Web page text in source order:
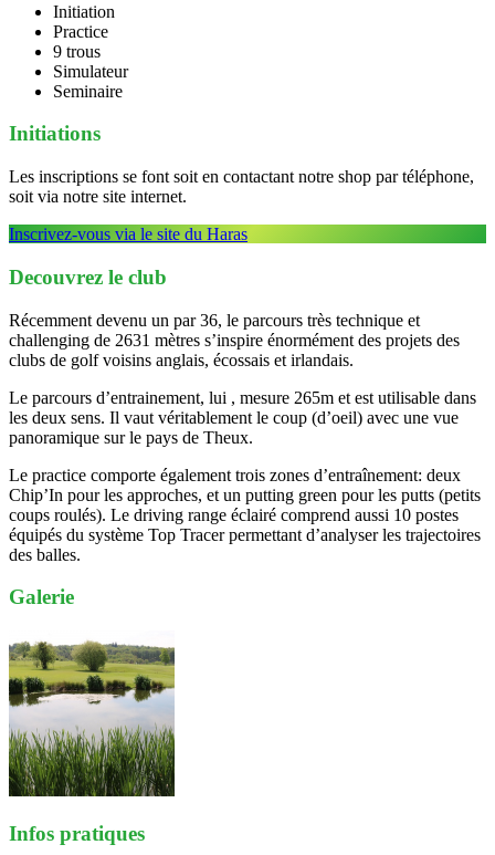
Initiation
Practice
9 trous
Simulateur
Seminaire
Initiations
Les inscriptions se font soit en contactant notre shop par téléphone,
soit via notre site internet.
Inscrivez-vous via le site du Haras
Decouvrez le club
Récemment devenu un par 36, le parcours très technique et
challenging de 2631 mètres s’inspire énormément des projets des
clubs de golf voisins anglais, écossais et irlandais.
Le parcours d’entrainement, lui , mesure 265m et est utilisable dans
les deux sens. Il vaut véritablement le coup (d’oeil) avec une vue
panoramique sur le pays de Theux.
Le practice comporte également trois zones d’entraînement: deux
Chip’In pour les approches, et un putting green pour les putts (petits
coups roulés). Le driving range éclairé comprend aussi 10 postes
équipés du système Top Tracer permettant d’analyser les trajectoires
des balles.
Galerie
Infos pratiques